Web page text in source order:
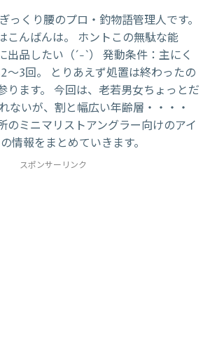
っくり腰のプロ・釣物語管理人です。
こんばんは。 ホントこの無駄な能
出品したい（´-`） 発動条件：主にく
〜3回。 とりあえず処置は終わったの
ります。 今回は、老若男女ちょっとだ
ないが、割と幅広い年齢層・・・・
のミニマリストアングラー向けのアイ
情報をまとめていきます。
スポンサーリンク